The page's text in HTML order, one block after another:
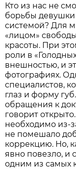
Кто из нас не
борьбы девушки
системой? Для
«лицом»
красоты. При
роли в
внешностью, и
фотографиях.
специалистов,
глаз и форму
обращения к
говорит
необходимо из-
не помешало
коррекцию. Но,
явно повезло, и
одним из самых